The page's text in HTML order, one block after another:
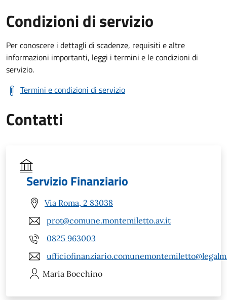
Condizioni di servizio
Per conoscere i dettagli di scadenze, requisiti e altre
informazioni importanti, leggi i termini e le condizioni di
servizio.
Termini e condizioni di servizio
Contatti
Servizio Finanziario
Via Roma, 2 83038
prot@comune.montemiletto.av.it
0825 963003
Maria Bocchino